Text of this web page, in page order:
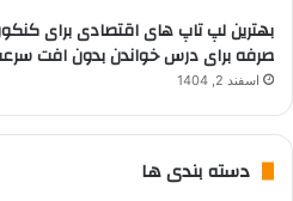
بهترین لپ تاپ های اقتصادی برای
صرفه برای درس خواندن بدون افت
اسفند 2, 1404
دسته بندی ها